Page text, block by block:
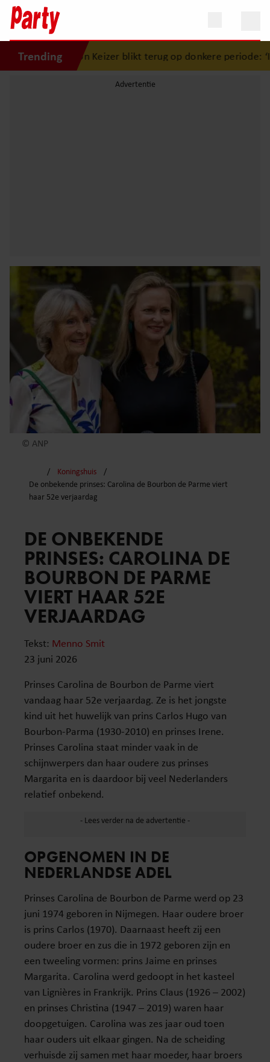
Trending
Keizer blikt terug op donkere periode: ‘Ik was een
© ANP
Koningshuis
De onbekende prinses: Carolina de Bourbon de Parme viert
haar 52e verjaardag
DE ONBEKENDE
PRINSES: CAROLINA DE
BOURBON DE PARME
VIERT HAAR 52E
VERJAARDAG
Tekst: Menno Smit
23 juni 2026
Prinses Carolina de Bourbon de Parme viert
vandaag haar 52e verjaardag. Ze is het jongste
kind uit het huwelijk van prins Carlos Hugo van
Bourbon-Parma (1930-2010) en prinses Irene.
Prinses Carolina staat minder vaak in de
schijnwerpers dan haar oudere zus prinses
Margarita en is daardoor bij veel Nederlanders
relatief onbekend.
OPGENOMEN IN DE
NEDERLANDSE ADEL
Prinses Carolina de Bourbon de Parme werd op 23
juni 1974 geboren in Nijmegen. Haar oudere broer
is prins Carlos (1970). Daarnaast heeft zij een
oudere broer en zus die in 1972 geboren zijn en
een tweeling vormen: prins Jaime en prinses
Margarita. Carolina werd gedoopt in het kasteel
van Lignières in Frankrijk. Prins Claus (1926 – 2002)
en prinses Christina (1947 – 2019) waren haar
doopgetuigen. Carolina was zes jaar oud toen
haar ouders uit elkaar gingen. Na de scheiding
verhuisde zij samen met haar moeder, haar broers